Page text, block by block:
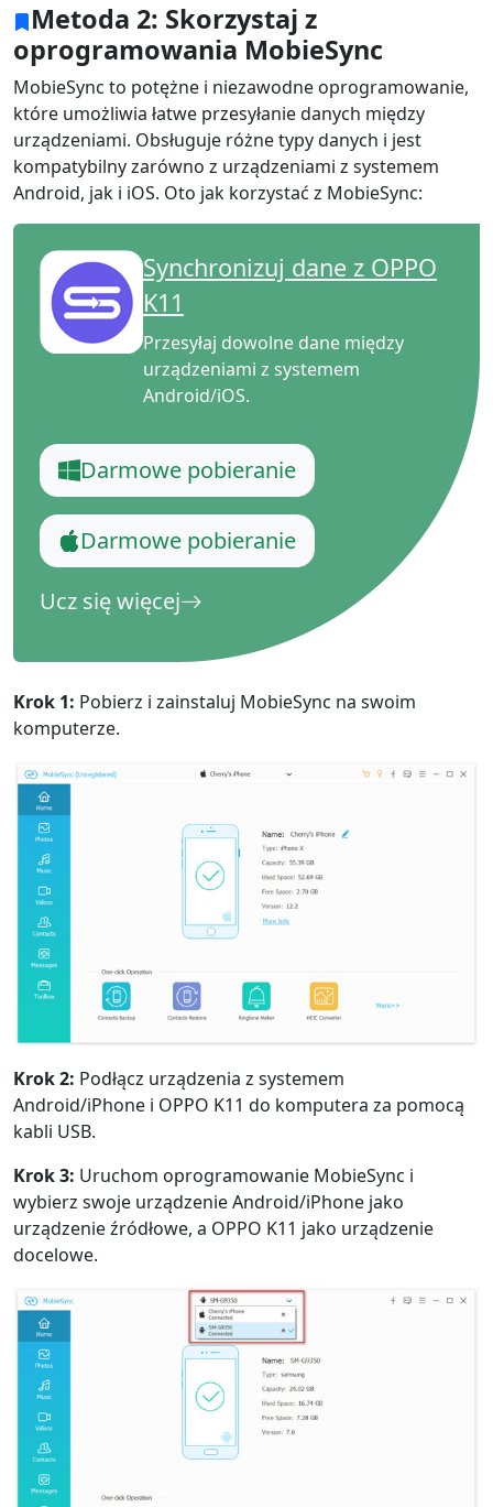
Metoda 2: Skorzystaj z
oprogramowania MobieSync
MobieSync to potężne i niezawodne oprogramowanie,
które umożliwia łatwe przesyłanie danych między
urządzeniami. Obsługuje różne typy danych i jest
kompatybilny zarówno z urządzeniami z systemem
Android, jak i iOS. Oto jak korzystać z MobieSync:
Synchronizuj dane z OPPO
K11
Przesyłaj dowolne dane między
urządzeniami z systemem
Android/iOS.
Darmowe pobieranie
Darmowe pobieranie
Ucz się więcej
Krok 1: Pobierz i zainstaluj MobieSync na swoim
komputerze.
Krok 2: Podłącz urządzenia z systemem
Android/iPhone i OPPO K11 do komputera za pomocą
kabli USB.
Krok 3: Uruchom oprogramowanie MobieSync i
wybierz swoje urządzenie Android/iPhone jako
urządzenie źródłowe, a OPPO K11 jako urządzenie
docelowe.